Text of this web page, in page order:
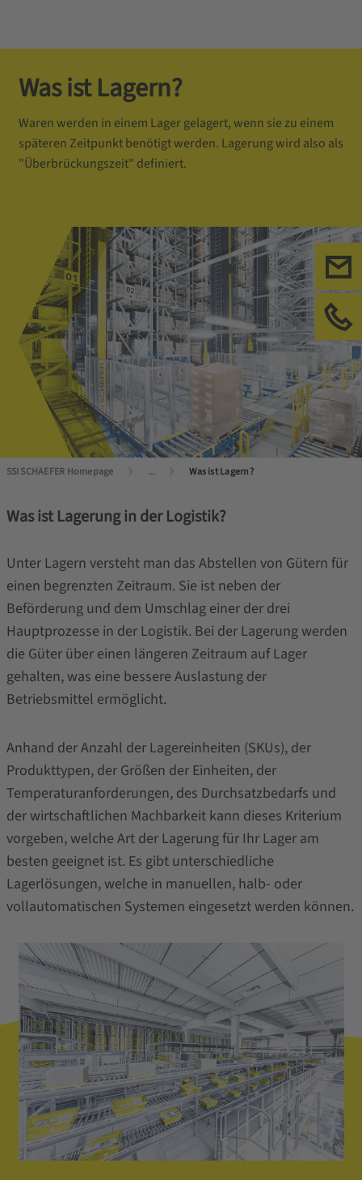
Was ist Lagern?
Waren werden in einem Lager gelagert, wenn sie zu einem
späteren Zeitpunkt benötigt werden. Lagerung wird also als
"Überbrückungszeit" definiert.
SSI SCHAEFER Homepage ... Was ist Lagern?
Was ist Lagerung in der Logistik?
Unter Lagern versteht man das Abstellen von Gütern für
einen begrenzten Zeitraum. Sie ist neben der
Beförderung und dem Umschlag einer der drei
Hauptprozesse in der Logistik. Bei der Lagerung werden
die Güter über einen längeren Zeitraum auf Lager
gehalten, was eine bessere Auslastung der
Betriebsmittel ermöglicht.
Anhand der Anzahl der Lagereinheiten (SKUs), der
Produkttypen, der Größen der Einheiten, der
Temperaturanforderungen, des Durchsatzbedarfs und
der wirtschaftlichen Machbarkeit kann dieses Kriterium
vorgeben, welche Art der Lagerung für Ihr Lager am
besten geeignet ist. Es gibt unterschiedliche
Lagerlösungen, welche in manuellen, halb- oder
vollautomatischen Systemen eingesetzt werden können.